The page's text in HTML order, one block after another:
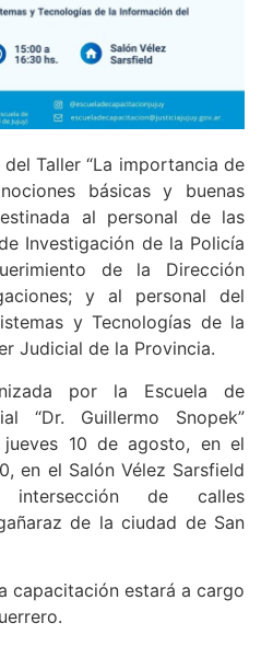
Taller “La importancia de
básicas y buenas
al personal de las
Investigación de la Policía
de la Dirección
y al personal del
y Tecnologías de la
Judicial de la Provincia.
por la Escuela de
“Dr. Guillermo Snopek”
10 de agosto, en el
en el Salón Vélez Sarsfield
de calles
de la ciudad de San
capacitación estará a cargo